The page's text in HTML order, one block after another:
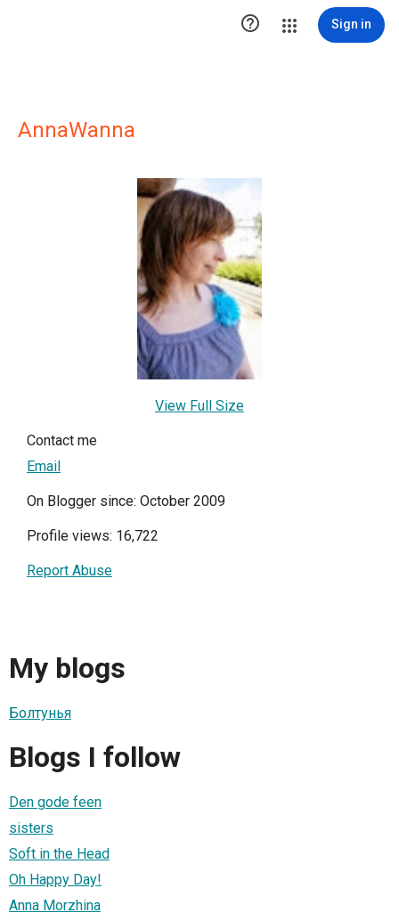
 Sign in
AnnaWanna
View Full Size
Contact me
Email
On Blogger since: October 2009
Profile views: 16,722
Report Abuse
My blogs
Болтунья
Blogs I follow
Den gode feen
sisters
Soft in the Head
Oh Happy Day!
Anna Morzhina